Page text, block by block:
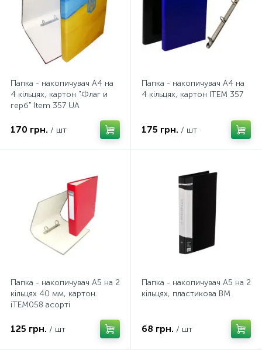
Папка - накопичувач А4 на
4 кільцях, картон "Флаг и
герб" Item 357 UA
170 грн. / шт
Папка - накопичувач А4 на
4 кільцях, картон ITEM 357
175 грн. / шт
Папка - накопичувач А5 на 2
кільцях 40 мм, картон.
iTEM058 асортi
125 грн. / шт
Папка - накопичувач А5 на 2
кільцях, пластикова BM
68 грн. / шт